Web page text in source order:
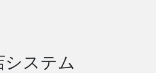
システム